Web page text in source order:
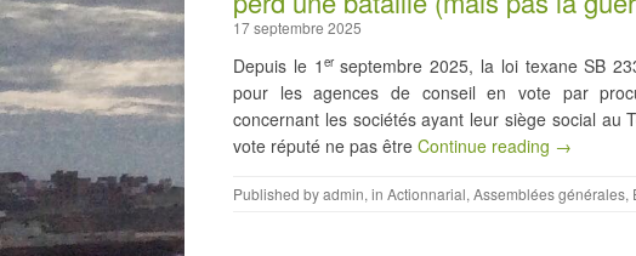
17 septembre 2025
Depuis le 1 erseptembre 2025, la loi texane SB
pour les agences de conseil en vote par
concernant les sociétés ayant leur siège social au
vote réputé ne pas être Continue reading →
Published byadmin, in Actionnarial, Assemblées générales,